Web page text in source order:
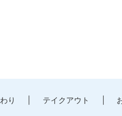
り テイクアウト